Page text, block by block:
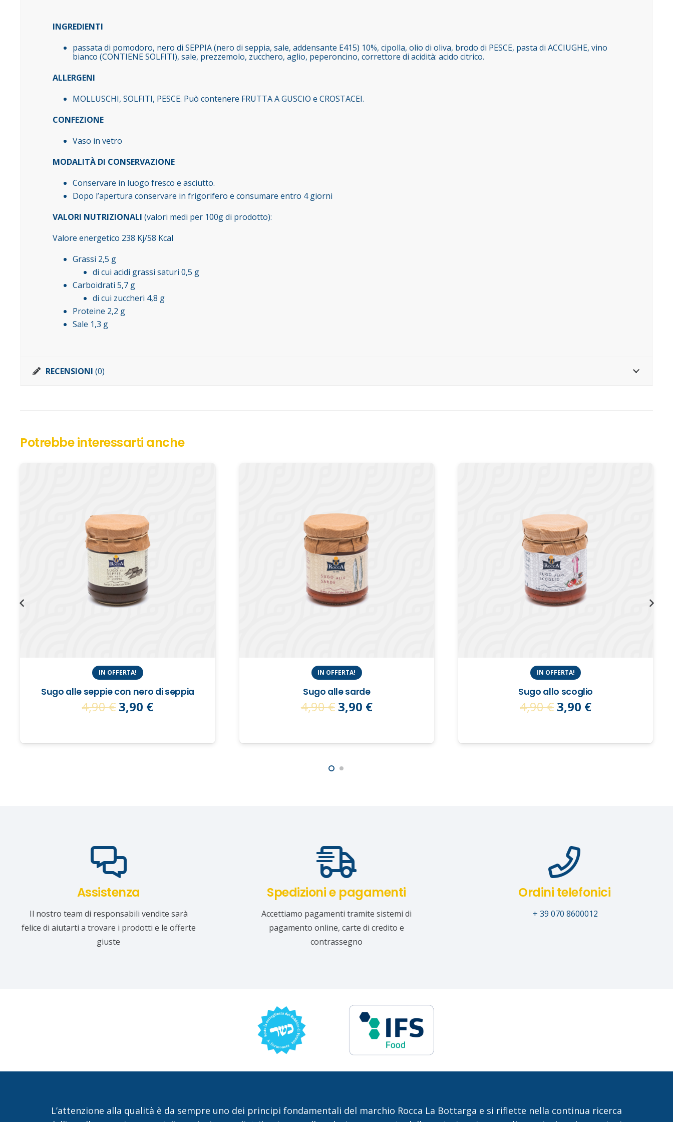
INGREDIENTI
passata di pomodoro, nero di SEPPIA (nero di seppia, sale, addensante E415) 10%, cipolla, olio di oliva, brodo di PESCE, pasta di ACCIUGHE, vino
bianco (CONTIENE SOLFITI), sale, prezzemolo, zucchero, aglio, peperoncino, correttore di acidità: acido citrico.
ALLERGENI
MOLLUSCHI, SOLFITI, PESCE. Può contenere FRUTTA A GUSCIO e CROSTACEI.
CONFEZIONE
Vaso in vetro
MODALITÀ DI CONSERVAZIONE
Conservare in luogo fresco e asciutto.
Dopo l’apertura conservare in frigorifero e consumare entro 4 giorni
VALORI NUTRIZIONALI (valori medi per 100g di prodotto):
Valore energetico 238 Kj/58 Kcal
Grassi 2,5 g
di cui acidi grassi saturi 0,5 g
Carboidrati 5,7 g
di cui zuccheri 4,8 g
Proteine 2,2 g
Sale 1,3 g
RECENSIONI (0)
Potrebbe interessarti anche
IN OFFERTA!
Sugo alle seppie con nero di seppia
4,90€Il
era:
3,90 €Il
è:
IN OFFERTA!
Sugo alle sarde
4,90€ Il
era:
4,90 €.
3,90 €Il
è:
IN OFFERTA!
Sugo allo scoglio
4,90€ Il
era:
3,90 €Il
è:
Assistenza
Il nostro team di responsabili vendite sarà
felice di aiutarti a trovare i prodotti e le offerte
giuste
Spedizioni e pagamenti
Accettiamo pagamenti tramite sistemi di
pagamento online, carte di credito e
contrassegno
Ordini telefonici
+ 39 070 8600012
L’attenzione alla qualità è da sempre uno dei principi fondamentali del marchio Rocca La Bottarga e si riflette nella continua ricerca